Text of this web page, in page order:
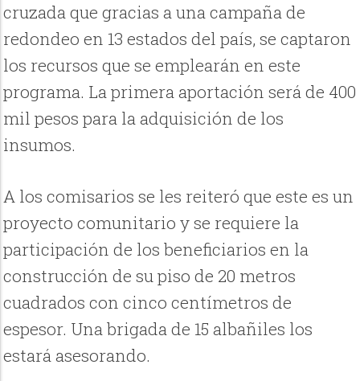
cruzada que gracias a una campaña de
redondeo en 13 estados del país, se captaron
los recursos que se emplearán en este
programa. La primera aportación será de 400
mil pesos para la adquisición de los
insumos.
A los comisarios se les reiteró que este es un
proyecto comunitario y se requiere la
participación de los beneficiarios en la
construcción de su piso de 20 metros
cuadrados con cinco centímetros de
espesor. Una brigada de 15 albañiles los
estará asesorando.